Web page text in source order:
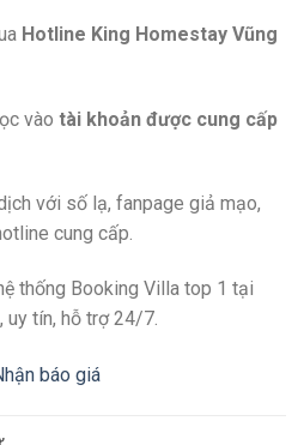
Hotline King Homestay Vũng
vào tài khoản được cung cấp
với số lạ, fanpage giả mạo,
cung cấp.
thống Booking Villa top 1 tại
uy tín, hỗ trợ 24/7.